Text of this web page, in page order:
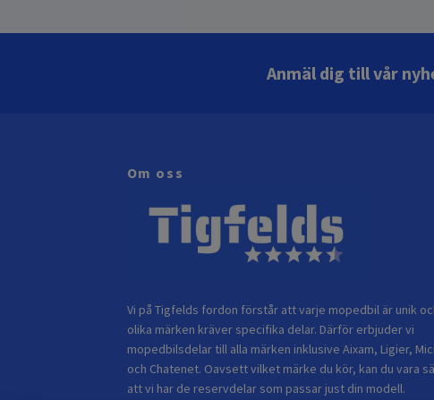
Anmäl dig till vår
Om oss
Vi på Tigfelds fordon förstår att varje mopedbil är unik
olika märken kräver specifika delar. Därför erbjuder vi
mopedbilsdelar till alla märken inklusive Aixam, Ligier,
och Chatenet. Oavsett vilket märke du kör, kan du vara
att vi har de reservdelar som passar just din modell.